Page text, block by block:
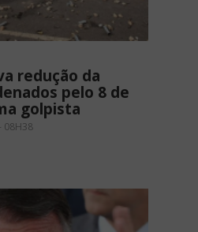
redução da
pelo 8 de
golpista
08H38